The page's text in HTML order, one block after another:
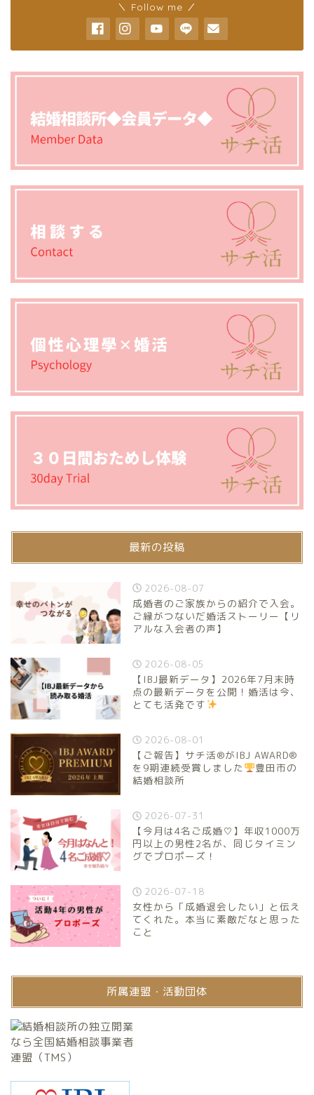
＼ Follow me ／
最新の投稿
2026-08-07
成婚者のご家族からの紹介で入会。
ご縁がつないだ婚活ストーリー【リ
アルな入会者の声】
2026-08-05
【IBJ最新データ】2026年7月末時
点の最新データを公開！婚活は今、
とても活発です
2026-08-01
【ご報告】サチ活®がIBJ AWARD®
を9期連続受賞しました
豊田市の
結婚相談所
2026-07-31
【今月は4名ご成婚♡】年収1000万
円以上の男性2名が、同じタイミン
グでプロポーズ！
2026-07-18
女性から「成婚退会したい」と伝え
てくれた。本当に素敵だなと思った
こと
所属連盟・活動団体